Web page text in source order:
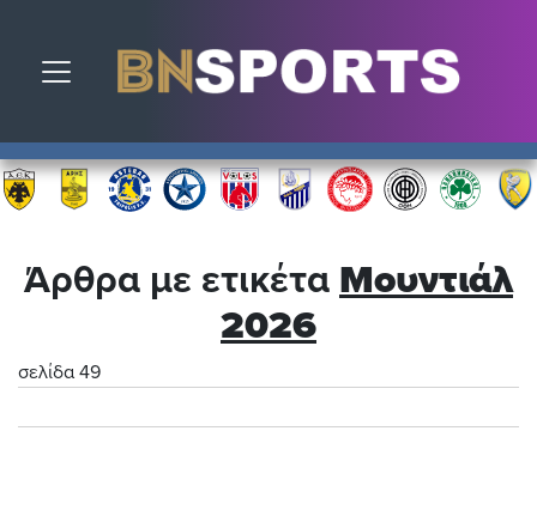
Toggle navigation
Άρθρα με ετικέτα Μουντιάλ
2026
σελίδα 49